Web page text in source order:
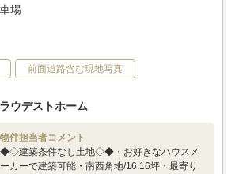
場
前面道路含む現地写真
ウデストホーム
物件担当者コメント
◆◇建築条件なし土地◇◆・お好きなハウスメ
ーカーで建築可能・南西角地/16.16坪・最寄り